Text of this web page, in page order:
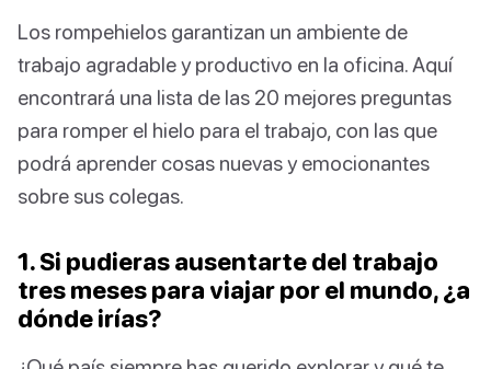
Los rompehielos garantizan un ambiente de
trabajo agradable y productivo en la oficina. Aquí
encontrará una lista de las 20 mejores preguntas
para romper el hielo para el trabajo, con las que
podrá aprender cosas nuevas y emocionantes
sobre sus colegas.
1. Si pudieras ausentarte del trabajo
tres meses para viajar por el mundo, ¿a
dónde irías?